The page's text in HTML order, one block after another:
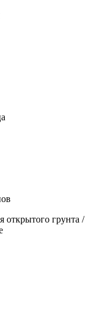
открытого грунта /